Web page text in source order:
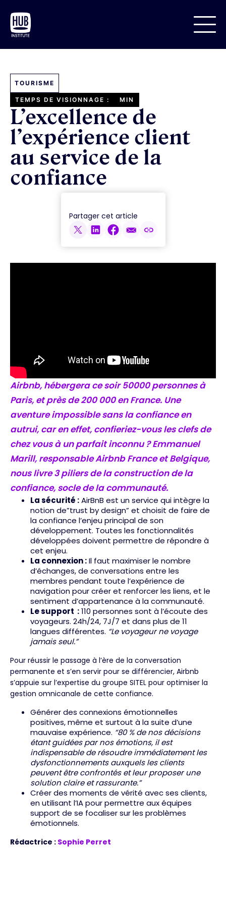
TOURISME
TEMPS DE VISIONNAGE : MIN
L’excellence de
l’expérience client
au service de la
confiance
Partager cet article
Airbnb, hébergera ce soir 50000 personnes à
Paris, et près de 200 000 en France. Une
aventure impossible sans la confiance en
autrui, car en effet, confieriez-vous les clefs de
chez vous à un parfait inconnu ? Emmanuel
Marill, responsable Airbnb France et Belgique,
nous livre 3 piliers de la construction de la
confiance, socle de la communauté.
La sécurité :AirBnB est un service qui intègre la
notion de”trust by design” et choisit de faire de
la confiance l’enjeu principal de son
développement. Toutes les fonctionnalités
développées doivent permettre de répondre à
cet enjeu.
La connexion :Il faut maximiser le nombre
d’échanges, de conversations entre les
membres pendant toute l’expérience de
navigation pour créer et renforcer les liens, et le
sentiment d’appartenance à la communauté.
Le support :110 personnes sont à l’écoute des
voyageurs. 24h/24, 7J/7 et dans plus de 11
langues différentes. “Le voyageur ne voyage
jamais seul.”
Pour réussir le passage à l’ère de la conversation
permanente et s’en servir pour se différencier, Airbnb
s’appuie sur l’expertise du groupe SITEL pour optimiser la
gestion omnicanale de cette confiance.
Générer des connexions émotionnelles
positives, même et surtout à la suite d’une
mauvaise expérience. “80 % de nos décisions
étant guidées par nos émotions, il est
indispensable de résoudre immédiatement les
dysfonctionnements auxquels les clients
peuvent être confrontés et leur proposer une
solution claire et rassurante.”
Créer des moments de vérité avec ses clients,
en utilisant l’IA pour permettre aux équipes
support de se focaliser sur les problèmes
émotionnels.
Rédactrice : Sophie Perret